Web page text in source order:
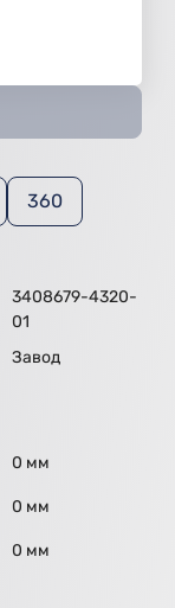
360
3408679-4320-
01
Завод
0 мм
0 мм
0 мм